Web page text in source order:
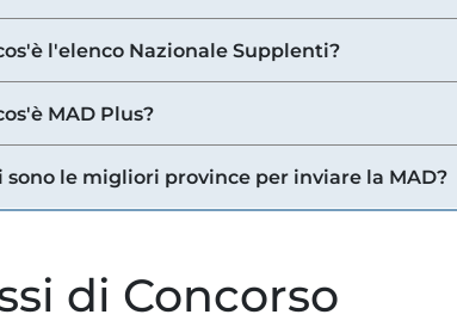
l'elenco Nazionale Supplenti?
MAD Plus?
sono le migliori province per inviare la MAD?
di Concorso